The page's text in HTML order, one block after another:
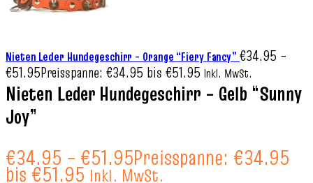
Nieten Leder Hundegeschirr – Orange “Fiery Fancy” €34.95 –
€51.95Preisspanne: €34.95 bis €51.95 Inkl. MwSt.
Nieten Leder Hundegeschirr – Gelb “Sunny
Joy”
€34.95 – €51.95Preisspanne: €34.95
bis €51.95 Inkl. MwSt.